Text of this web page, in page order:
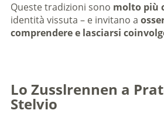
Queste tradizioni sono molto più
identità vissuta – e invitano a
comprendere e lasciarsi
Lo Zusslrennen a
Stelvio